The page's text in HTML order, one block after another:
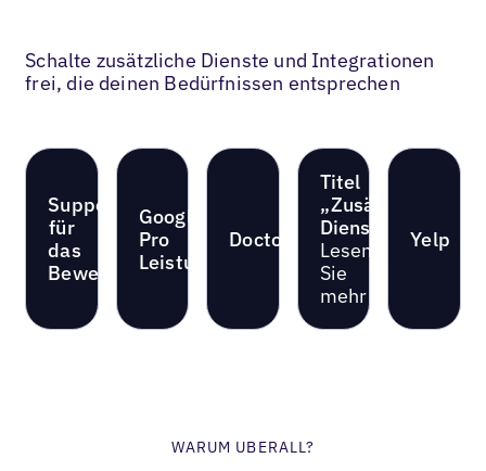
Schalte zusätzliche Dienste und Integrationen
frei, die deinen Bedürfnissen entsprechen
Support
für
das
Bewertungsmanagement
Google
Pro
Leistungen
Doctor.com
Titel
„Zusätzliche
Dienste“
Lesen
Sie
mehr
Yelp
WARUM UBERALL?